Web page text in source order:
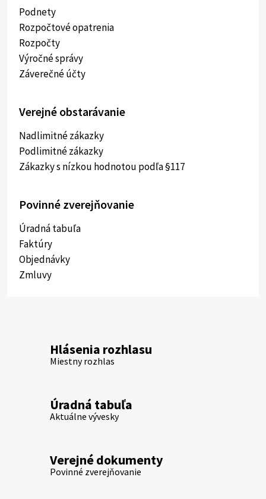
Podnety
Rozpočtové opatrenia
Rozpočty
Výročné správy
Záverečné účty
Verejné obstarávanie
Nadlimitné zákazky
Podlimitné zákazky
Zákazky s nízkou hodnotou podľa §117
Povinné zverejňovanie
Úradná tabuľa
Faktúry
Objednávky
Zmluvy
Hlásenia rozhlasu
Miestny rozhlas
Úradná tabuľa
Aktuálne vývesky
Verejné dokumenty
Povinné zverejňovanie